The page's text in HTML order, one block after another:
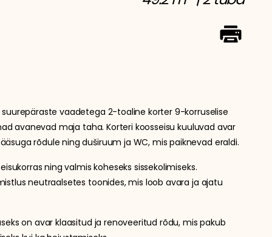
vaadetega 2-toaline korter 9-korruselise
avanevad maja taha. Korteri koosseisu kuuluvad avar
rõdule ning duširuum ja WC, mis paiknevad eraldi.
ning valmis koheseks sissekolimiseks.
neutraalsetes toonides, mis loob avara ja ajatu
on avar klaasitud ja renoveeritud rõdu, mis pakub